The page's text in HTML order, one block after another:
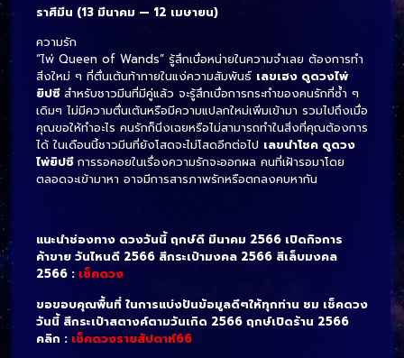
ราศีมีน (13 มีนาคม — 12 เมษายน)
ความรัก
“ไพ่ Queen of Wands” รู้สึกเบื่อหน่ายในความจำเลย ต้องการทำ
สิ่งใหม่ ๆ ที่ตื่นเต้นท้าทายในแง่ความสัมพันธ์ เลขเฮง ดูดวงไพ่
ยิปซี สำหรับชาวมีนที่มีคู่แล้ว จะรู้สึกเบื่อการกระทำของคนรักที่ซ้ำ ๆ
เดิมๆ ไม่มีความตื่นเต้นหรือมีความแปลกใหม่เพิ่มเข้ามา รวมไปถึงเมื่อ
คุณขอให้ทำอะไร คนรักก็นิ่งเฉยหรือไม่สามารถทำในสิ่งที่คุณต้องการ
ได้ ในเดือนนี้ชาวมีนที่ยังโสดจะไม่โสดอีกต่อไป เลขนำโชค ดูดวง
ไพ่ยิปซี การรอคอยในเรื่องความรักจะออกผล คนที่เฝ้ารอมาโดย
ตลอดจะเข้ามาหา อาจมีการสารภาพรักหรือตกลงคบหากัน
แนะนำช่องทาง ดวงวันนี้ ฤกษ์ดี มีนาคม 2566 เปิดกิจการ
ค้าขาย วันไหนดี 2566 สีกระเป๋ามงคล 2566 สีเล็บมงคล
2566 : เช็คดวง
ขอขอบคุณพื้นที่ ในการแบ่งปันข้อมูลดีๆให้ทุกท่าน ชม เช็คดวง
วันนี้ สีกระเป๋าสตางค์ตามวันเกิด 2566 ฤกษ์เปิดร้าน 2566
คลิก : เช็คดวงรายสัปดาห์66